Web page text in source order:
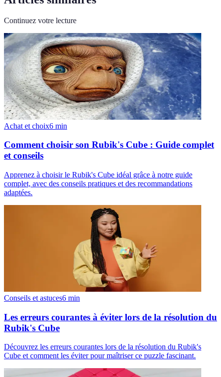
Continuez votre lecture
Achat et choix6 min
Comment choisir son Rubik's Cube : Guide complet
et conseils
Apprenez à choisir le Rubik's Cube idéal grâce à notre guide
complet, avec des conseils pratiques et des recommandations
adaptées.
Conseils et astuces6 min
Les erreurs courantes à éviter lors de la résolution du
Rubik's Cube
Découvrez les erreurs courantes lors de la résolution du Rubik's
Cube et comment les éviter pour maîtriser ce puzzle fascinant.